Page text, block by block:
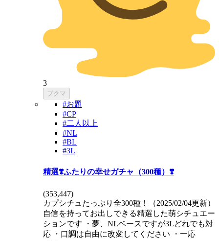
3
ブクマ
#お題
#CP
#二人以上
#NL
#BL
#3L
精選❣️ふたりの幸せガチャ（300種）❣️
(353,447)
カプシチュたっぷり全300種！（2025/02/04更新）
自信を持ってお出しできる精選した萌シチュエー
ションです ・夢、NLベースですが3Lどれでも対
応 ・口調は自由に改変してください ・一応